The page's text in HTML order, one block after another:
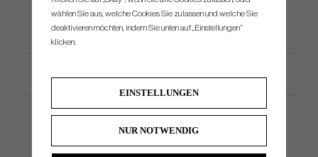
wählen Sie aus, welche Cookies Sie zulassen und welche Sie
deaktivieren möchten, indem Sie unten auf „Einstellungen“
klicken.
EINSTELLUNGEN
NUR NOTWENDIG